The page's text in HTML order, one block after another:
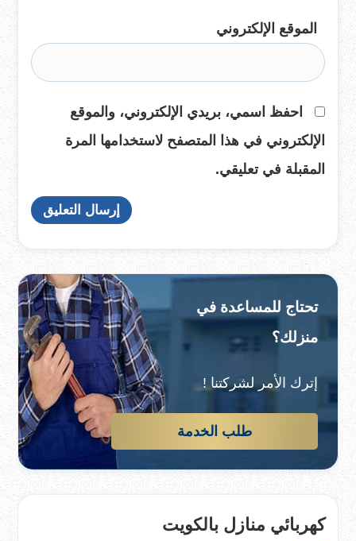
الموقع الإلكتروني
احفظ اسمي، بريدي الإلكتروني، والموقع
الإلكتروني في هذا المتصفح لاستخدامها المرة
المقبلة في تعليقي.
تحتاج للمساعدة في
منزلك؟
إترك الأمر لشركتنا !
طلب الخدمة
كهربائي منازل بالكويت